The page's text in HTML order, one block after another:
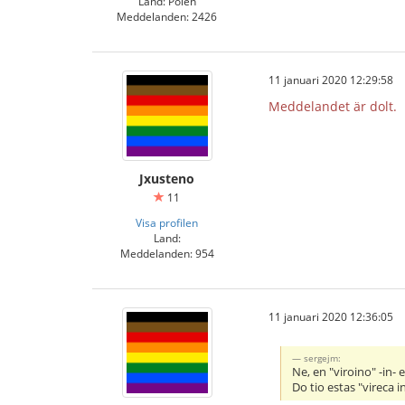
Meddelanden: 2426
Jxusteno
11
Visa profilen
Land:
Meddelanden: 954
11 januari 2020 12:29:58
Meddelandet är dolt.
11 januari 2020 12:36:05
sergejm:
Ne, en "viroino" -in-
Do tio estas "vireca